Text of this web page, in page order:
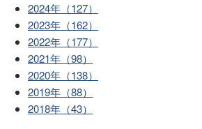
2024年（127）
2023年（162）
2022年（177）
2021年（98）
2020年（138）
2019年（88）
2018年（43）